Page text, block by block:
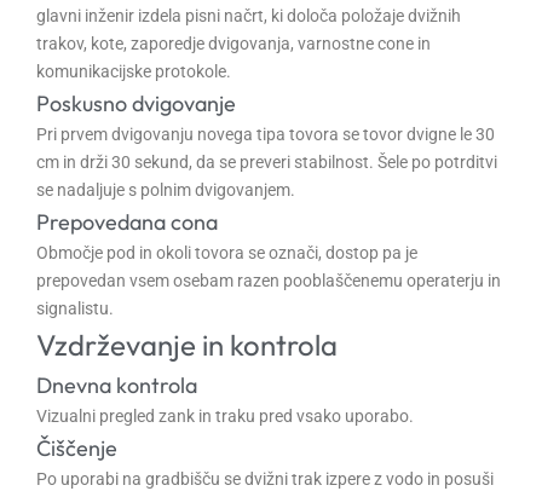
glavni inženir izdela pisni načrt, ki določa položaje dvižnih
trakov, kote, zaporedje dvigovanja, varnostne cone in
komunikacijske protokole.
Poskusno dvigovanje
Pri prvem dvigovanju novega tipa tovora se tovor dvigne le 30
cm in drži 30 sekund, da se preveri stabilnost. Šele po potrditvi
se nadaljuje s polnim dvigovanjem.
Prepovedana cona
Območje pod in okoli tovora se označi, dostop pa je
prepovedan vsem osebam razen pooblaščenemu operaterju in
signalistu.
Vzdrževanje in kontrola
Dnevna kontrola
Vizualni pregled zank in traku pred vsako uporabo.
Čiščenje
Po uporabi na gradbišču se dvižni trak izpere z vodo in posuši